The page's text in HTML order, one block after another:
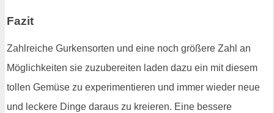
Fazit
Zahlreiche Gurkensorten und eine noch größere Zahl an
Möglichkeiten sie zuzubereiten laden dazu ein mit diesem
tollen Gemüse zu experimentieren und immer wieder neue
und leckere Dinge daraus zu kreieren. Eine bessere